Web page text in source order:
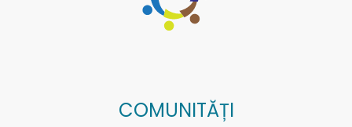
COMUNITĂȚI